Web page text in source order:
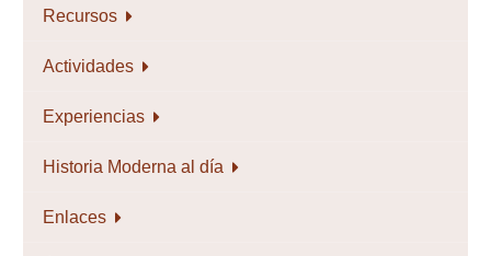
Recursos
Actividades
Experiencias
Historia Moderna al día
Enlaces